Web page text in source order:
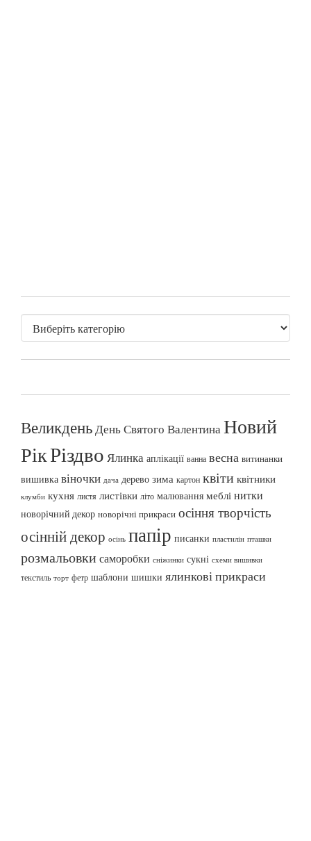
ВеликденьДень Святого ВалентинаНовий
РікРіздво Ялинка аплікації ванна весна витинанки
вишивка віночки дача дерево зима картон квіти квітники
клумби кухня листя листівки літо малювання меблі нитки
новорічний декор новорічні прикраси осіння творчість
осінній декор осінь папір писанки пластилін пташки
розмальовки саморобки сніжинки сукні схеми вишивки
текстиль торт фетр шаблони шишки ялинкові прикраси